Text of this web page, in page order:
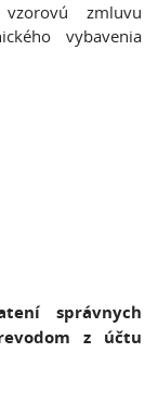
zmluvu
vybavenia
správnych
z účtu